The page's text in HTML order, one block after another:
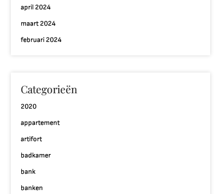
april 2024
maart 2024
februari 2024
Categorieën
2020
appartement
artifort
badkamer
bank
banken